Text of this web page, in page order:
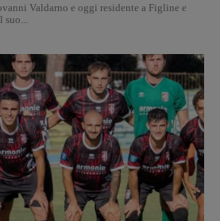
Valdarno e oggi residente a Figline e